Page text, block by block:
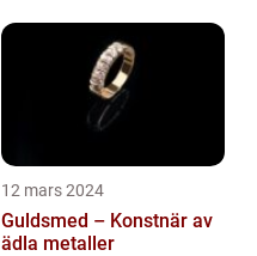
12 mars 2024
Guldsmed – Konstnär av
ädla metaller